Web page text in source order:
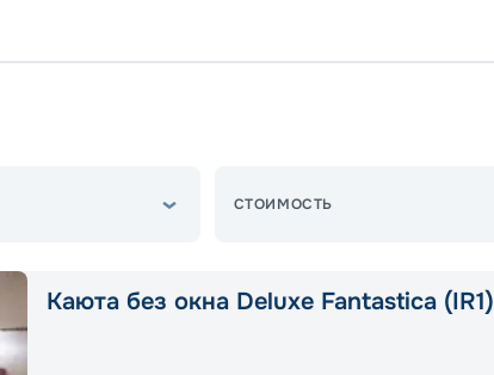
СТОИМОСТЬ
Каюта без окна Deluxe Fantastica (IR1)